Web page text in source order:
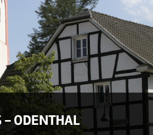
- ODENTHAL